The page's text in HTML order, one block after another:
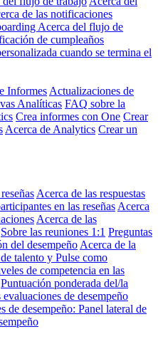
de las notificaciones
Acerca del flujo de
de cumpleaños
cuando se termina el
Informes Actualizaciones de
Analíticas FAQ sobre la
Crea informes con One Crear
Acerca de Analytics Crear un
Acerca de las respuestas
en las reseñas Acerca
Acerca de las
Sobre las reuniones 1:1 Preguntas
del desempeño Acerca de la
talento y Pulse como
de competencia en las
Puntuación ponderada del/la
de desempeño
de desempeño: Panel lateral de